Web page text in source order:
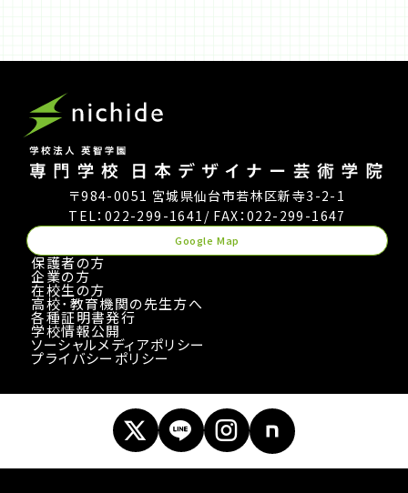
〒984-0051 宮城県仙台市若林区新寺3-2-1
TEL：022-299-1641 / FAX：022-299-1647
Google Map
保護者の方
企業の方
在校生の方
高校･教育機関の先生方へ
各種証明書発行
学校情報公開
ソーシャルメディアポリシー
プライバシーポリシー